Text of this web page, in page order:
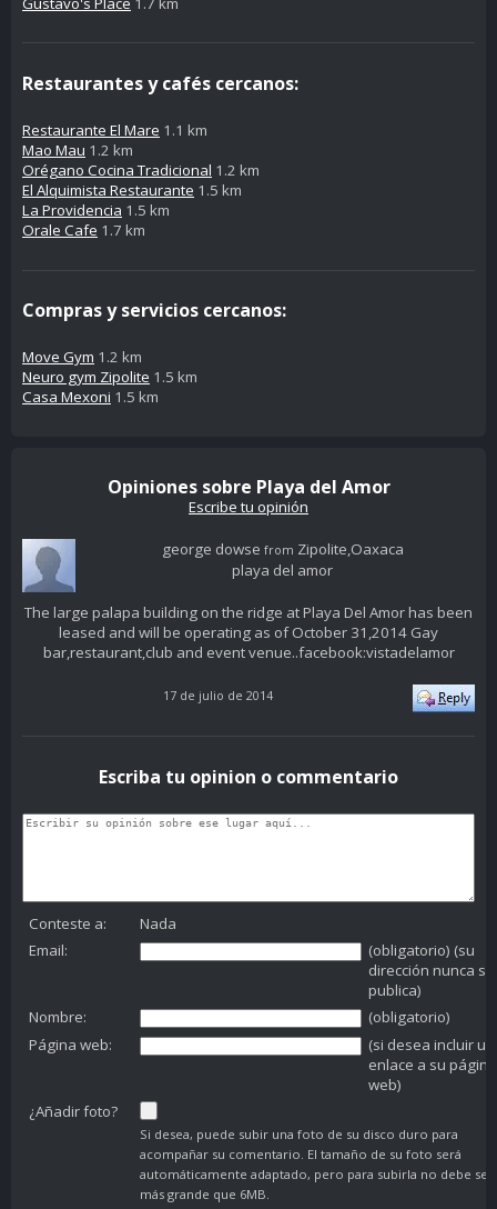
Restaurantes y cafés cercanos:
Restaurante El Mare 1.1 km
Mao Mau 1.2 km
Orégano Cocina Tradicional 1.2 km
El Alquimista Restaurante 1.5 km
La Providencia 1.5 km
Orale Cafe 1.7 km
Compras y servicios cercanos:
Move Gym 1.2 km
Neuro gym Zipolite 1.5 km
Casa Mexoni 1.5 km
Opiniones sobre Playa del Amor
Escribe tu opinión
george dowse from Zipolite,Oaxaca
playa del amor
The large palapa building on the ridge at Playa Del Amor has been
leased and will be operating as of October 31,2014 Gay
bar,restaurant,club and event venue..facebook:vistadelamor
17 de julio de 2014
Escriba tu opinion o commentario
Conteste a:
Nada
Email:
(obligatorio) (su
dirección nunca se
publica)
Nombre:
(obligatorio)
Página web:
(si desea incluir un
enlace a su página
web)
¿Añadir foto?
Si desea, puede subir una foto de su disco duro para
acompañar su comentario. El tamaño de su foto será
automáticamente adaptado, pero para subirla no debe ser
más grande que 6MB.